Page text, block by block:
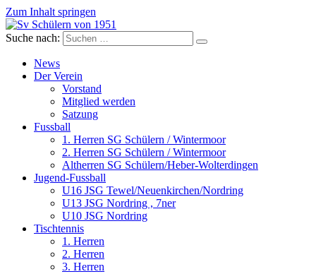
Zum Inhalt springen
Sv Schülern von 1951
Dorffussball in Schneverdingen
Suche nach:
News
Der Verein
Vorstand
Mitglied werden
Satzung
Fussball
1. Herren SG Schülern / Wintermoor
2. Herren SG Schülern / Wintermoor
Altherren SG Schülern/Heber-Wolterdingen
Jugend-Fussball
U16 JSG Tewel/Neuenkirchen/Nordring
U13 JSG Nordring , 7ner
U10 JSG Nordring
Tischtennis
1. Herren
2. Herren
3. Herren